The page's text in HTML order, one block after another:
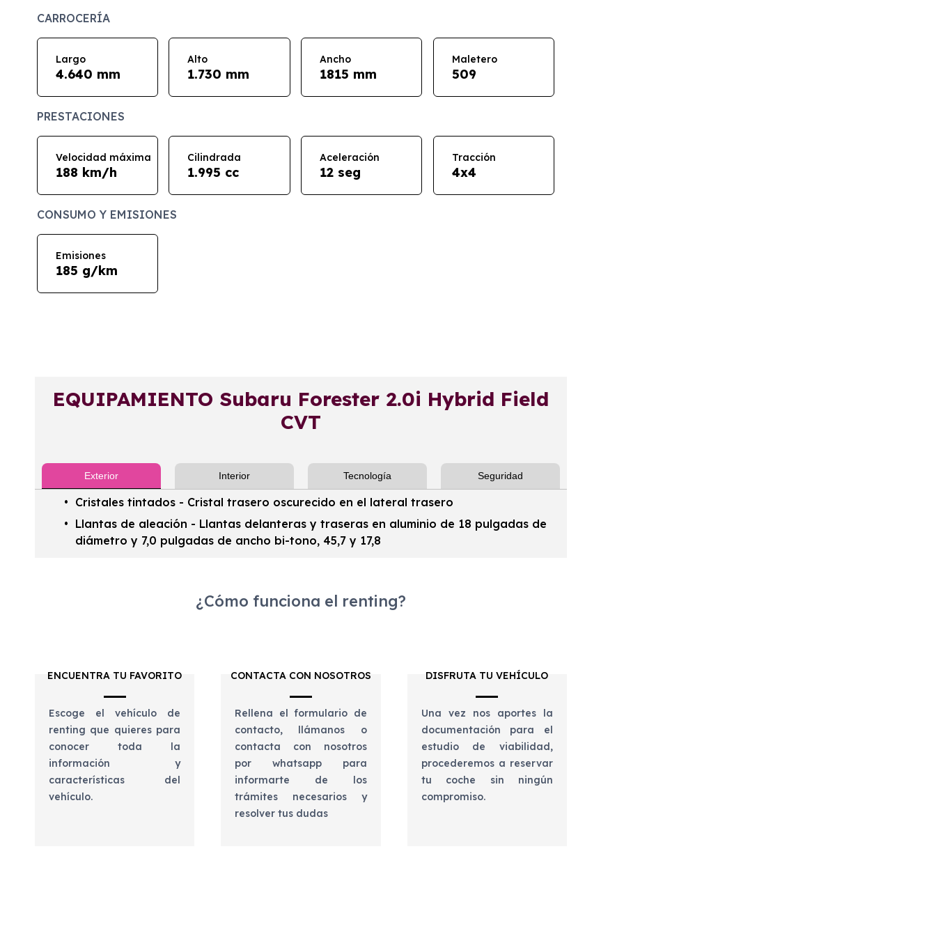
CARROCERÍA
Largo
4.640 mm
Alto
1.730 mm
Ancho
1815 mm
Maletero
509
PRESTACIONES
Velocidad máxima
188 km/h
Cilindrada
1.995 cc
Aceleración
12 seg
Tracción
4x4
CONSUMO Y EMISIONES
Emisiones
185 g/km
EQUIPAMIENTO Subaru Forester 2.0i Hybrid Field
CVT
Exterior Interior Tecnología Seguridad
Cristales tintados - Cristal trasero oscurecido en el lateral trasero
Llantas de aleación - Llantas delanteras y traseras en aluminio de 18 pulgadas de
diámetro y 7,0 pulgadas de ancho bi-tono, 45,7 y 17,8
¿Cómo funciona el renting?
ENCUENTRA TU FAVORITO
Escoge el vehículo de
renting que quieres para
conocer toda la
información y
características del
vehículo.
CONTACTA CON NOSOTROS
Rellena el formulario de
contacto, llámanos o
contacta con nosotros
por whatsapp para
informarte de los
trámites necesarios y
resolver tus dudas
DISFRUTA TU VEHÍCULO
Una vez nos aportes la
documentación para el
estudio de viabilidad,
procederemos a reservar
tu coche sin ningún
compromiso.